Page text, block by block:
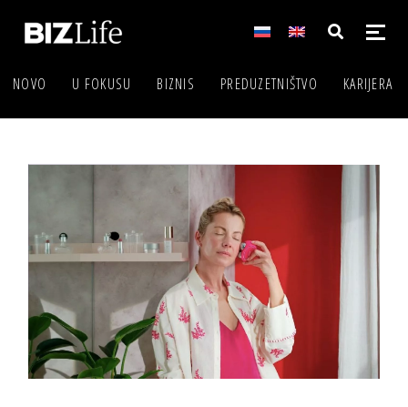
NOVO U FOKUSU BIZNIS PREDUZETNIŠTVO KARIJERA